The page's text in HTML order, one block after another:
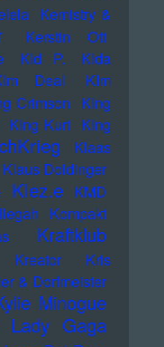
Kemistry &
Kerstin Ott
KId P.
KIda
Deal
KIm
Crimson KIng
KIng Kurt KIng
Klaas
Klaus Doldinger
Klez.e KMD
Kompakt
Kraftklub
Kreator
Kris
& Dorfmeister
Minogue
Lady Gaga